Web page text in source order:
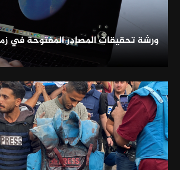
ورشة تحقيقات المصادر المفتوحة في